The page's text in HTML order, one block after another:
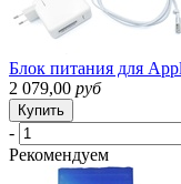
Блок питания для
2 079,00 руб
Купить
-
Рекомендуем